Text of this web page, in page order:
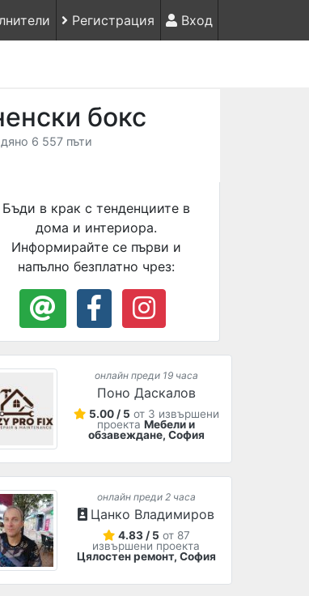
Регистрация Вход
бокс
6 557 пъти
Бъди в крак с тенденциите в
дома и интериора.
Информирайте се първи и
напълно безплатно чрез:
онлайн преди 19 часа
Поно Даскалов
5.00 / 5 от 3 извършени
проектаМебели и
обзавеждане, София
онлайн преди 2 часа
Цанко Владимиров
4.83 / 5 от 87
извършени проекта
Цялостен ремонт, София